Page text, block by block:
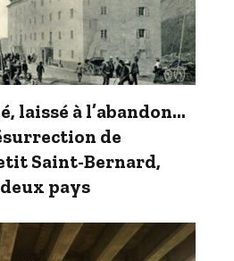
laissé à l’abandon…
de
Saint-Bernard,
pays